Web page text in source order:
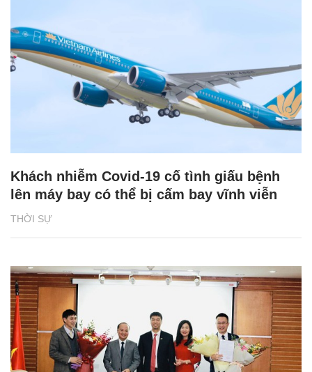
THỜI SỰ
Khách nhiễm Covid-19 cố tình giấu bệnh
lên máy bay có thể bị cấm bay vĩnh viễn